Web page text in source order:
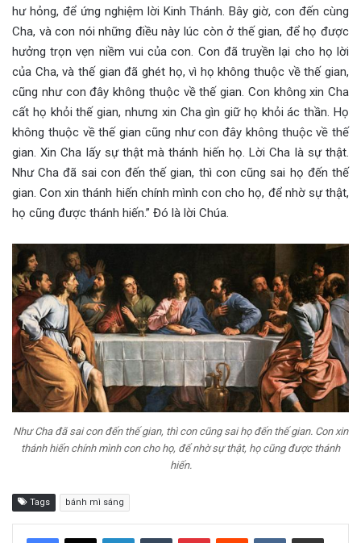
hư hỏng, để ứng nghiệm lời Kinh Thánh. Bây giờ, con đến cùng
Cha, và con nói những điều này lúc còn ở thế gian, để họ được
hưởng trọn vẹn niềm vui của con. Con đã truyền lại cho họ lời
của Cha, và thế gian đã ghét họ, vì họ không thuộc về thế gian,
cũng như con đây không thuộc về thế gian. Con không xin Cha
cất họ khỏi thế gian, nhưng xin Cha gìn giữ họ khỏi ác thần. Họ
không thuộc về thế gian cũng như con đây không thuộc về thế
gian. Xin Cha lấy sự thật mà thánh hiến họ. Lời Cha là sự thật.
Như Cha đã sai con đến thế gian, thì con cũng sai họ đến thế
gian. Con xin thánh hiến chính mình con cho họ, để nhờ sự thật,
họ cũng được thánh hiến.” Đó là lời Chúa.
Như Cha đã sai con đến thế gian, thì con cũng sai họ đến thế gian. Con xin
thánh hiến chính mình con cho họ, để nhờ sự thật, họ cũng được thánh
hiến.
Tags bánh mì sáng